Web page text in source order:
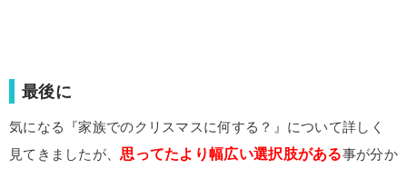
最後に
気になる『家族でのクリスマスに何する？』について詳しく
見てきましたが、思ってたより幅広い選択肢がある事が分か